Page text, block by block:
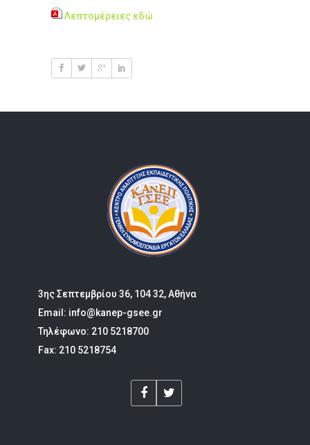
Λεπτομέρειες εδώ
3ης Σεπτεμβρίου 36, 104 32, Αθήνα
Email: info@kanep-gsee.gr
Τηλέφωνο: 210 5218700
Fax: 210 5218754